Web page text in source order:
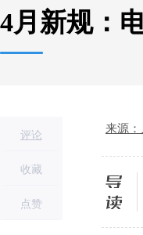
4月新规：
评论
收藏
点赞
来源：